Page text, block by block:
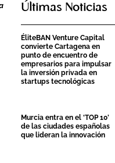
Últimas Noticias
ÉliteBAN Venture Capital
convierte Cartagena en
punto de encuentro de
empresarios para impulsar
la inversión privada en
startups tecnológicas
Murcia entra en el ‘TOP 10’
de las ciudades españolas
que lideran la innovación